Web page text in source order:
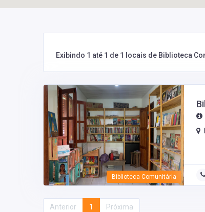
Exibindo 1 até 1 de 1 locais de Biblioteca
Biblioteca Comunitária
Anterior 1 Próxima